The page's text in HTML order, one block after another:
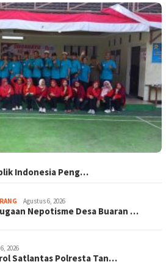
Indonesia Peng…
Agustus 6, 2026
Nepotisme Desa Buaran …
2026
Satlantas Polresta Tan…